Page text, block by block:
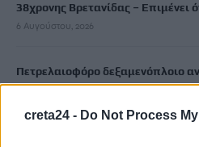
creta24 - Do Not Process
38χρονης Βρετανίδας – Επιμένει
6 Αυγούστου, 2026
Πετρελαιοφόρο δεξαμενόπλοιο
6 Αυγούστου, 2026